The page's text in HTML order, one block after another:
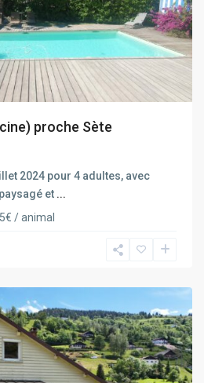
proche Sète
2024 pour 4 adultes, avec
et ...
/ animal